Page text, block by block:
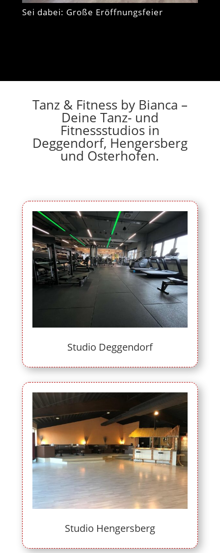
Sei dabei: Große Eröffnungsfeier
Tanz & Fitness by Bianca –
Deine Tanz- und
Fitnessstudios in
Deggendorf, Hengersberg
und Osterhofen.
Studio Deggendorf
Studio Hengersberg